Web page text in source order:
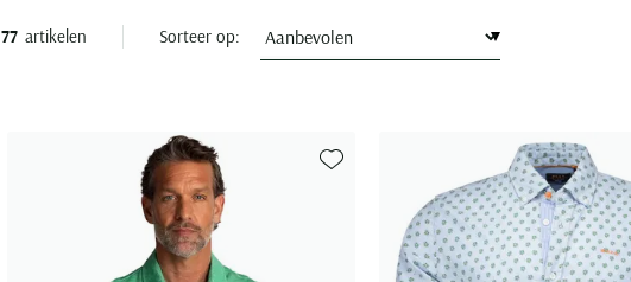
77 artikelen Sorteer op:
Toevoegen aan favorieten